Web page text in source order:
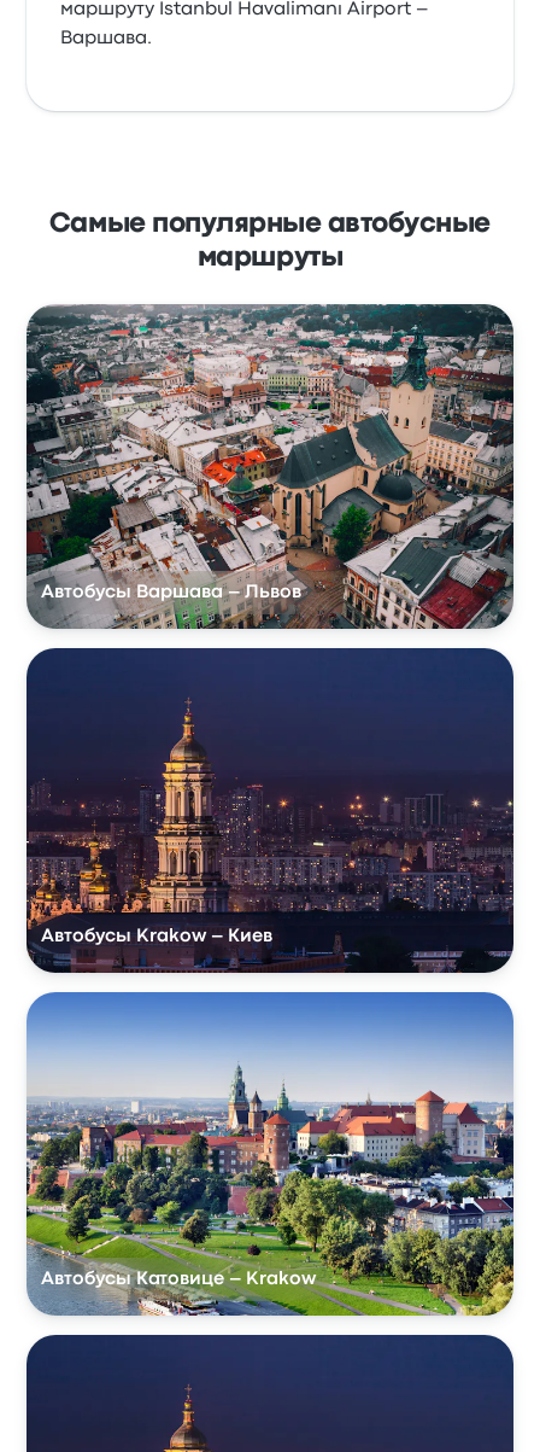
маршруту Istanbul Havalimanı Airport –
Варшава.
Самые популярные автобусные
маршруты
Автобусы Варшава – Львов
Автобусы Krakow – Киев
Автобусы Катовице – Krakow